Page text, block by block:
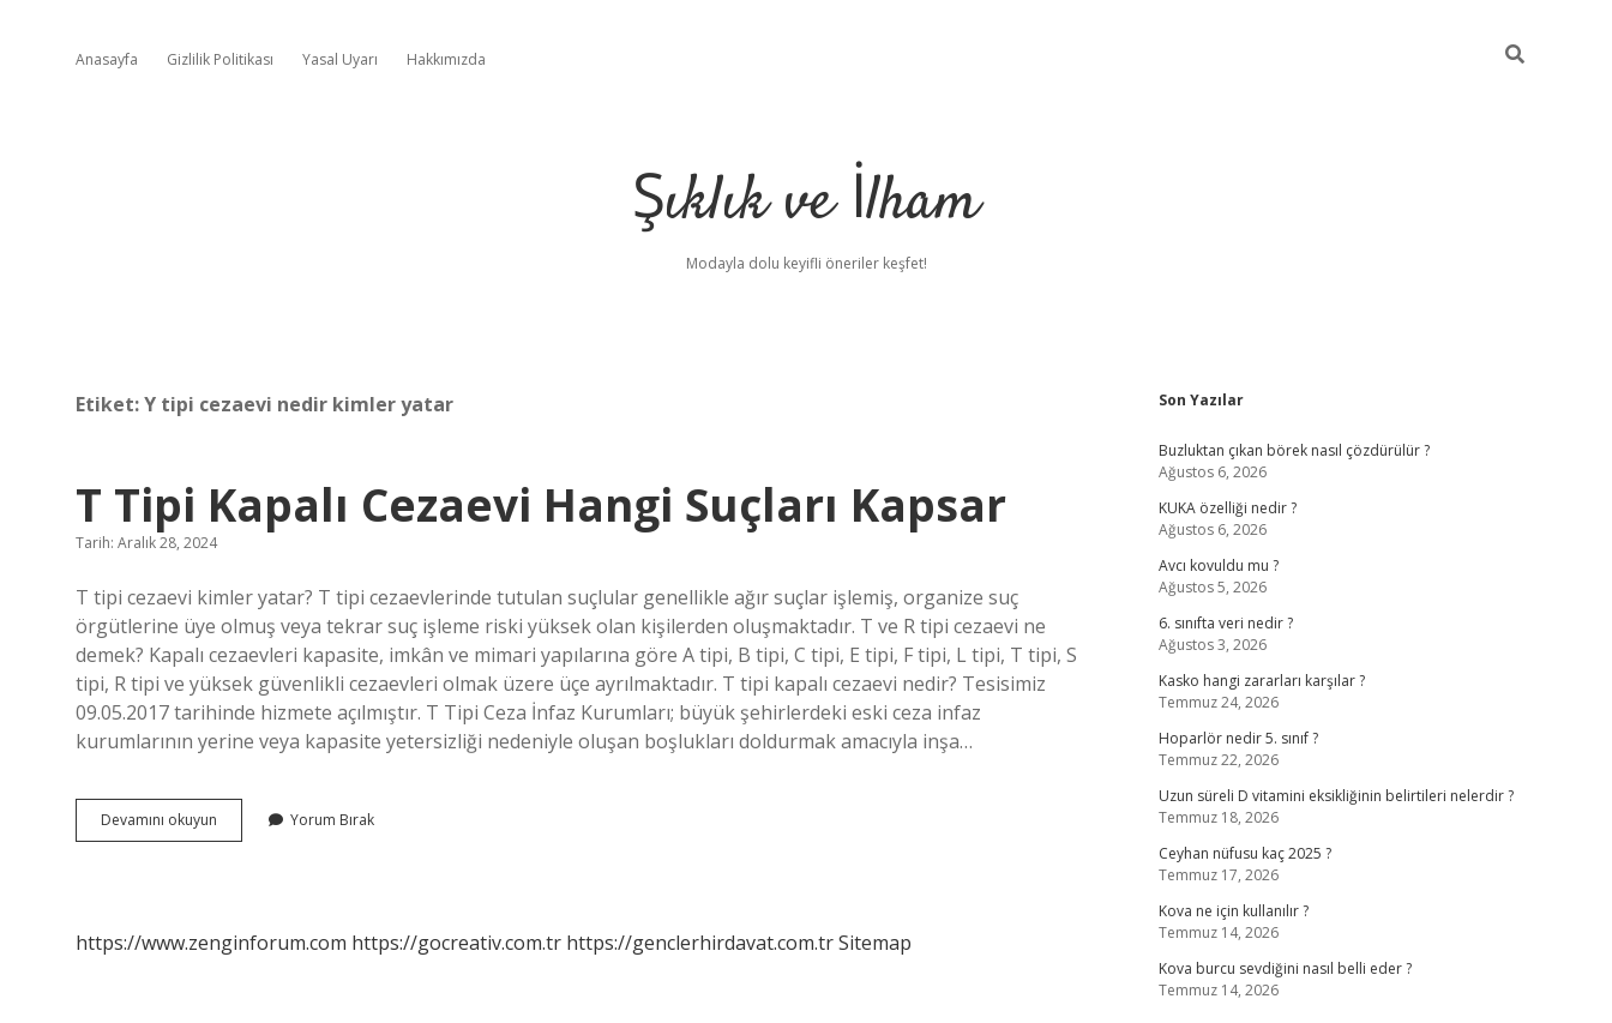
Anasayfa Gizlilik Politikası Yasal Uyarı Hakkımızda
Şıklık ve İlham
Modayla dolu keyifli öneriler keşfet!
Etiket:Y tipi cezaevi nedir kimler yatar
T Tipi Kapalı Cezaevi Hangi Suçları Kapsar
Tarih: Aralık 28, 2024
T tipi cezaevi kimler yatar? T tipi cezaevlerinde tutulan suçlular genellikle ağır suçlar işlemiş, organize suç
örgütlerine üye olmuş veya tekrar suç işleme riski yüksek olan kişilerden oluşmaktadır. T ve R tipi cezaevi ne
demek? Kapalı cezaevleri kapasite, imkân ve mimari yapılarına göre A tipi, B tipi, C tipi, E tipi, F tipi, L tipi, T tipi, S
tipi, R tipi ve yüksek güvenlikli cezaevleri olmak üzere üçe ayrılmaktadır. T tipi kapalı cezaevi nedir? Tesisimiz
09.05.2017 tarihinde hizmete açılmıştır. T Tipi Ceza İnfaz Kurumları; büyük şehirlerdeki eski ceza infaz
kurumlarının yerine veya kapasite yetersizliği nedeniyle oluşan boşlukları doldurmak amacıyla inşa…
Devamını okuyun
Tipi
Kapsar
Yorum Bırak
https://www.zenginforum.com https://gocreativ.com.tr https://genclerhirdavat.com.trSitemap
Sidebar
Son Yazılar
Buzluktan çıkan börek nasıl çözdürülür ?
Ağustos 6, 2026
KUKA özelliği nedir ?
Ağustos 6, 2026
Avcı kovuldu mu ?
Ağustos 5, 2026
6. sınıfta veri nedir ?
Ağustos 3, 2026
Kasko hangi zararları karşılar ?
Temmuz 24, 2026
Hoparlör nedir 5. sınıf ?
Temmuz 22, 2026
Uzun süreli D vitamini eksikliğinin belirtileri nelerdir ?
Temmuz 18, 2026
Ceyhan nüfusu kaç 2025 ?
Temmuz 17, 2026
Kova ne için kullanılır ?
Temmuz 14, 2026
Kova burcu sevdiğini nasıl belli eder ?
Temmuz 14, 2026